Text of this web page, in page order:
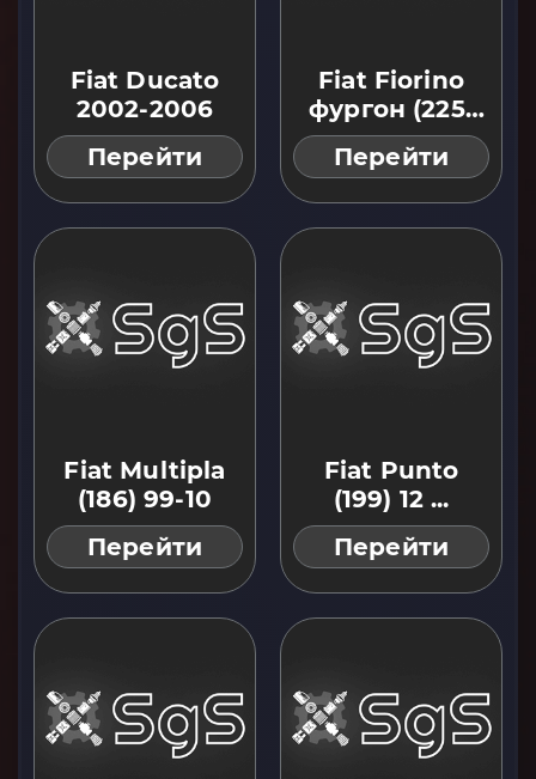
Fiat Ducato
2002-2006
Перейти
Fiat Fiorino
фургон (225)
08 ...
Перейти
Fiat Multipla
(186) 99-10
Перейти
Fiat Punto
(199) 12 ...
Перейти